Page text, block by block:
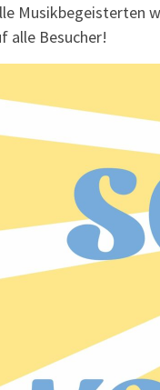
Musikbegeisterten
alle Besucher!